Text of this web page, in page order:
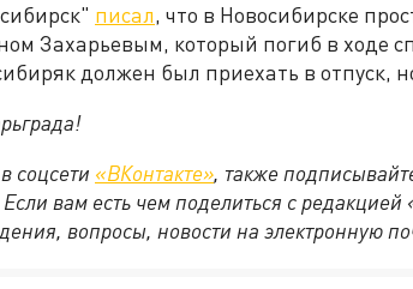
писал, что в Новосибирске
Захарьевым, который погиб в ходе
должен был приехать в отпуск,
соцсети «ВКонтакте», также
вам есть чем поделиться с
вопросы, новости на электронную